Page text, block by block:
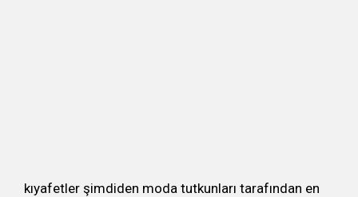
kıyafetler şimdiden moda tutkunları tarafından en